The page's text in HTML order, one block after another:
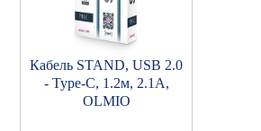
Кабель STAND, USB 2.0
- Type-C, 1.2м, 2.1A,
OLMIO